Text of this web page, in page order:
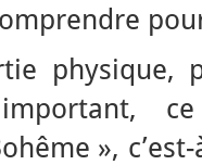
physique,
»,